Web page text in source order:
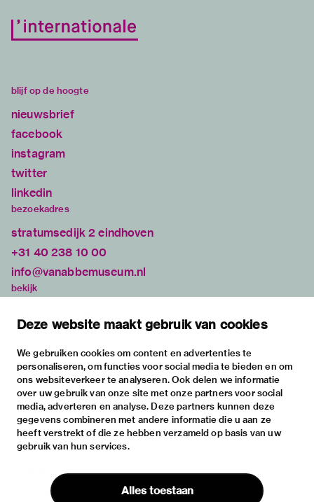
Deze website maakt gebruik van cookies
We gebruiken cookies om content en advertenties te
personaliseren, om functies voor social media te bieden en om
ons websiteverkeer te analyseren. Ook delen we informatie
over uw gebruik van onze site met onze partners voor social
media, adverteren en analyse. Deze partners kunnen deze
gegevens combineren met andere informatie die u aan ze
heeft verstrekt of die ze hebben verzameld op basis van uw
gebruik van hun services.
Alles toestaan
blijf op de hoogte
nieuwsbrief
facebook
instagram
twitter
linkedin
bezoekadres
stratumsedijk 2 eindhoven
+31 40 238 10 00
info@vanabbemuseum.nl
bekijk
activiteiten
praktische informatie
over
het museum
de collectie
fondsen & partners
huisregels